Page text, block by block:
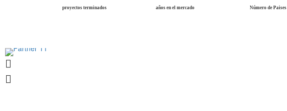
proyectos terminados años en el mercado Número de Paises